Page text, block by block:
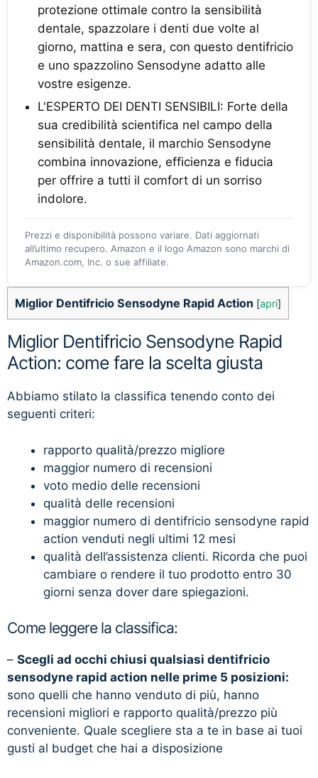
protezione ottimale contro la sensibilità
dentale, spazzolare i denti due volte al
giorno, mattina e sera, con questo dentifricio
e uno spazzolino Sensodyne adatto alle
vostre esigenze.
L'ESPERTO DEI DENTI SENSIBILI: Forte della
sua credibilità scientifica nel campo della
sensibilità dentale, il marchio Sensodyne
combina innovazione, efficienza e fiducia
per offrire a tutti il comfort di un sorriso
indolore.
Prezzi e disponibilità possono variare. Dati aggiornati
all’ultimo recupero. Amazon e il logo Amazon sono marchi di
Amazon.com, Inc. o sue affiliate.
Miglior Dentifricio Sensodyne Rapid Action [apri]
Miglior Dentifricio Sensodyne Rapid
Action: come fare la scelta giusta
Abbiamo stilato la classifica tenendo conto dei
seguenti criteri:
rapporto qualità/prezzo migliore
maggior numero di recensioni
voto medio delle recensioni
qualità delle recensioni
maggior numero di dentifricio sensodyne rapid
action venduti negli ultimi 12 mesi
qualità dell’assistenza clienti. Ricorda che puoi
cambiare o rendere il tuo prodotto entro 30
giorni senza dover dare spiegazioni.
Come leggere la classifica:
– Scegli ad occhi chiusi qualsiasi dentifricio
sensodyne rapid action nelle prime 5 posizioni:
sono quelli che hanno venduto di più, hanno
recensioni migliori e rapporto qualità/prezzo più
conveniente. Quale scegliere sta a te in base ai tuoi
gusti al budget che hai a disposizione